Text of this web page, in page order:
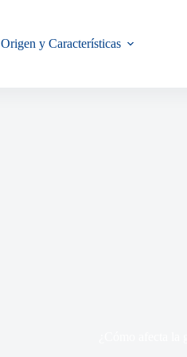
Origen y Características